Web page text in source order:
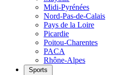
Midi-Pyrénées
Nord-Pas-de-Calais
Pays de la Loire
Picardie
Poitou-Charentes
PACA
Rhône-Alpes
Sports